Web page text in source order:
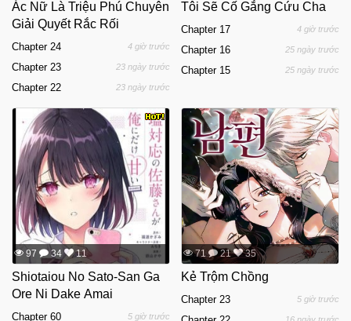
Ác Nữ Là Triệu Phú Chuyên
Giải Quyết Rắc Rối
Chapter 24 4 giờ trước
Chapter 23 23 ngày trước
Chapter 22 23 ngày trước
Tôi Sẽ Cố Gắng Cứu Cha
Chapter 17 4 giờ trước
Chapter 16 25 ngày trước
Chapter 15 25 ngày trước
97 34 11
Shiotaiou No Sato-San Ga
Ore Ni Dake Amai
Chapter 60 5 giờ trước
71 21 35
Kẻ Trộm Chồng
Chapter 23 5 giờ trước